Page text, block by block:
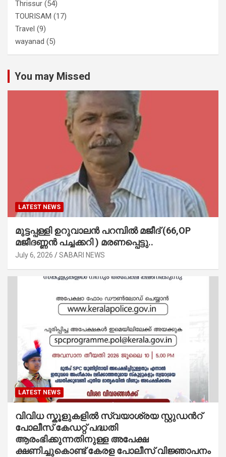
Thrissur (54)
TOURISAM (17)
Travel (9)
wayanad (5)
You may Missed
LATEST NEWS
മുട്ടപ്പള്ളി ഉറുവാലൻ പറമ്പിൽ മജീദ് (66,OP
മജീദണ്ണൻ പച്ചക്കറി ) മരണപ്പെട്ടു..
July 6, 2026 SABARI NEWS
LATEST NEWS
വിവിധ സ്കൂളുകളില്‍ സ്വയാശ്രയ സ്റ്റുഡന്‍റ്
പോലീസ് കേഡറ്റ് പദ്ധതി
ആരംഭിക്കുന്നതിനുള്ള അപേക്ഷ
ക്ഷണിച്ചുകൊണ്ട് കേരള പോലീസ് വിജ്ഞാപനം